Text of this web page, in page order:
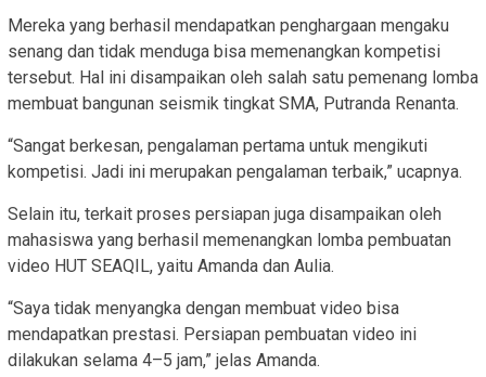
Mereka yang berhasil mendapatkan penghargaan mengaku
senang dan tidak menduga bisa memenangkan kompetisi
tersebut. Hal ini disampaikan oleh salah satu pemenang lomba
membuat bangunan seismik tingkat SMA, Putranda Renanta.
“Sangat berkesan, pengalaman pertama untuk mengikuti
kompetisi. Jadi ini merupakan pengalaman terbaik,” ucapnya.
Selain itu, terkait proses persiapan juga disampaikan oleh
mahasiswa yang berhasil memenangkan lomba pembuatan
video HUT SEAQIL, yaitu Amanda dan Aulia.
“Saya tidak menyangka dengan membuat video bisa
mendapatkan prestasi. Persiapan pembuatan video ini
dilakukan selama 4–5 jam,” jelas Amanda.